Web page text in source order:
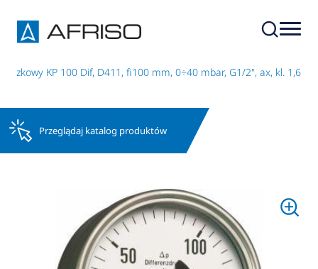
KP 100 Dif, D411, fi100 mm, 0÷40 mbar, G1/2", ax, kl. 1,6
Przeglądaj katalog produktów